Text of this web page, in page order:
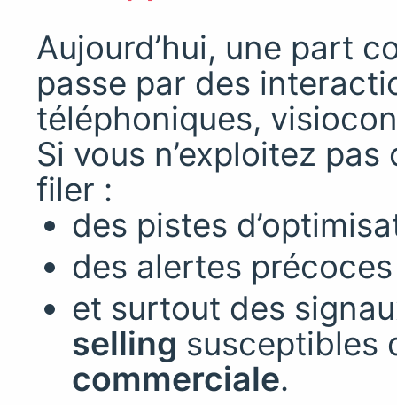
Aujourd’hui, une part
passe par des
téléphoniques,
Si vous n’exploitez
filer :
des pistes
des alertes
et surtout des
selling susceptibles
commerciale.